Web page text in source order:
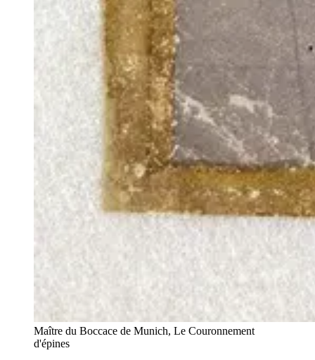
Maître du Boccace de Munich, Le Couronnement
d'épines